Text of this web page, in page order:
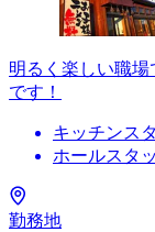
明るく楽しい職場
です！
キッチンス
ホールスタ
勤務地